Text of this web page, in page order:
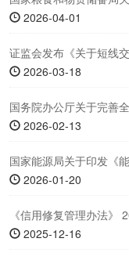
2026-04-01
证监会发布《关于短线
2026-03-18
国务院办公厅关于完善
2026-02-13
国家能源局关于印发《
2026-01-20
《信用修复管理办法》
2025-12-16